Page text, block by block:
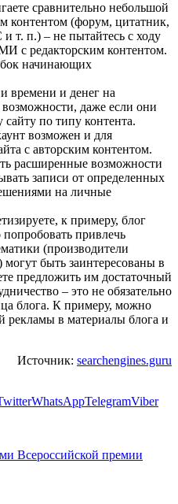
сравнительно небольшой
контентом (форум, цитатник,
и т. п.) – не пытайтесь с ходу
с редакторским контентом.
начинающих
времени и денег на
даже если они
по типу контента.
возможен и для
с авторским контентом.
расширенные возможности
записи от определенных
на личные
к примеру, блог
привлечь
(производители
быть заинтересованы в
предложить им достаточный
– это не обязательно
блога. К примеру, можно
рекламы в материалы блога и
Источник: searchengines.guru
WhatsAppTelegramViber
Всероссийской премии